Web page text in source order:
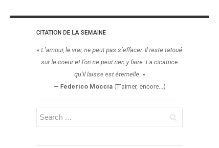
CITATION DE LA SEMAINE
« L’amour, le vrai, ne peut pas s’effacer. Il reste tatoué
sur le coeur et l’on ne peut rien y faire. La cicatrice
qu’il laisse est éternelle. »
— Federico Moccia (T'aimer, encore...)